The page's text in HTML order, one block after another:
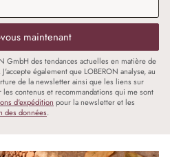
maintenant
GmbH des tendances actuelles en matière de
également que LOBERON analyse, au
de la newsletter ainsi que les liens sur
contenus et recommandations qui me sont
d'expédition pour la newsletter et les
des données.